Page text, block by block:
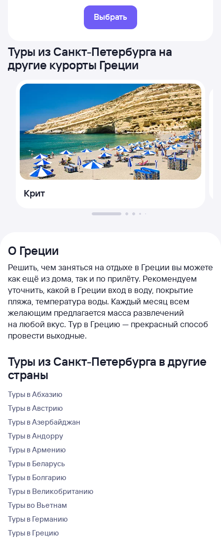
Выбрать
Туры из Санкт-Петербурга на
другие курорты Греции
Крит
О Греции
Решить, чем заняться на отдыхе в Греции вы можете
как ещё из дома, так и по прилёту. Рекомендуем
уточнить, какой в Греции вход в воду, покрытие
пляжа, температура воды. Каждый месяц всем
желающим предлагается масса развлечений
на любой вкус. Тур в Грецию — прекрасный способ
провести выходные.
Туры из Санкт-Петербурга в другие
страны
Туры в Абхазию
Туры в Австрию
Туры в Азербайджан
Туры в Андорру
Туры в Армению
Туры в Беларусь
Туры в Болгарию
Туры в Великобританию
Туры во Вьетнам
Туры в Германию
Туры в Грецию